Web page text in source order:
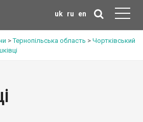
uk ru en
>Тернопільська область > Чортківський